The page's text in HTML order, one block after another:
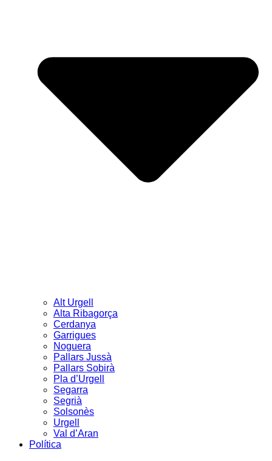
Alt Urgell
Alta Ribagorça
Cerdanya
Garrigues
Noguera
Pallars Jussà
Pallars Sobirà
Pla d’Urgell
Segarra
Segrià
Solsonès
Urgell
Val d’Aran
Política